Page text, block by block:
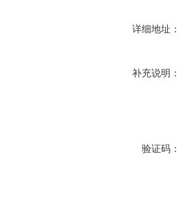
详细地址：
补充说明：
验证码：